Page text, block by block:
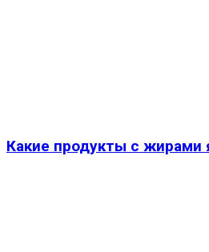
Какие продукты с